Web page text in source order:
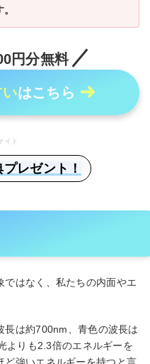
円分無料
はこちら
イト
レゼント！
ではなく、私たちの内面やエ
長は約700nm、青色の波長は
よりも2.3倍のエネルギーを